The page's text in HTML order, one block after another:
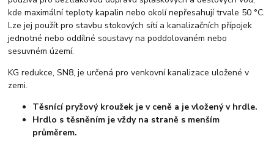
kde maximální teploty kapalin nebo okolí nepřesahují trvale 50 °C.
Lze jej použít pro stavbu stokových sítí a kanalizačních přípojek
jednotné nebo oddílné soustavy na poddolovaném nebo
sesuvném území.
KG redukce, SN8, je určená pro venkovní kanalizace uložené v
zemi.
Těsnící pryžový kroužek je v ceně a je vložený v hrdle.
Hrdlo s těsněním je vždy na straně s menším
průměrem.